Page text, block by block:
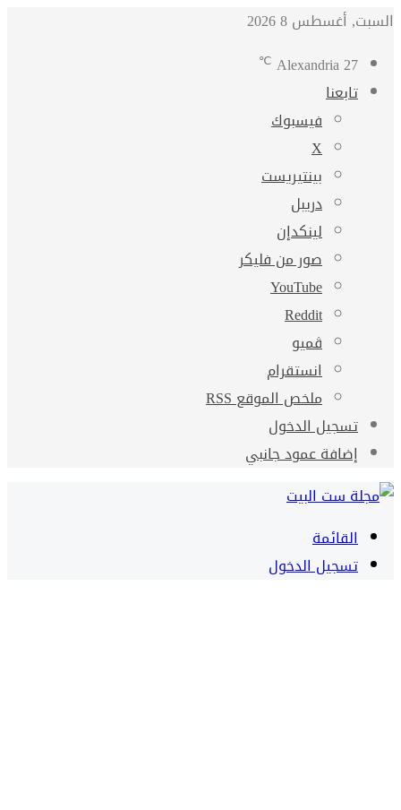
السبت, أغسطس 8 2026
Alexandria27
℃
تابعنا
فيسبوك
‫X
بينتيريست
دريبل
لينكدإن
صور من فليكر
‫YouTube
ڤميو
انستقرام
ملخص الموقع RSS
تسجيل الدخول
إضافة عمود جانبي
القائمة
تسجيل الدخول